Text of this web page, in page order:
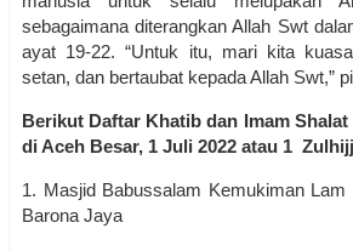
sebagaimana diterangkan Allah Swt
ayat 19-22. “Untuk itu, mari kita
setan, dan bertaubat kepada Allah Swt,”
Berikut Daftar Khatib dan Imam
di Aceh Besar, 1 Juli 2022 atau 1
1. Masjid Babussalam Kemukiman
Barona Jaya